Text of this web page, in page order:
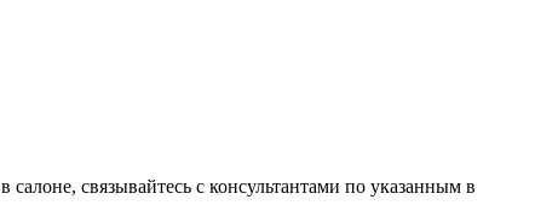
связывайтесь с консультантами по указанным в